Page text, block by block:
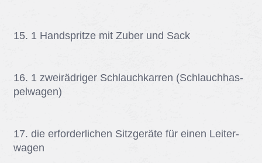
15. 1 Hand­sprit­ze mit Zu­ber und Sack
16. 1 zwei­räd­ri­ger Schlauch­kar­ren (Schlauch­has­
pel­wa­gen)
17. die er­for­der­li­chen Sitz­ge­rä­te für ei­nen Lei­ter­
wa­gen